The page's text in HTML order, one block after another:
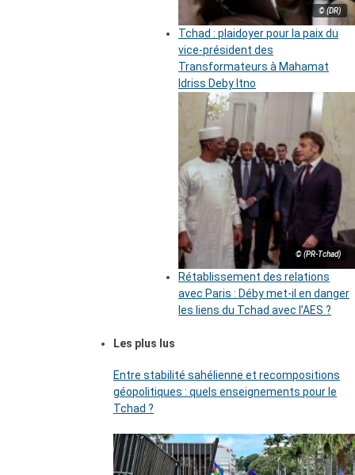
© (DR)
Tchad : plaidoyer pour la paix du
vice-président des
Transformateurs à Mahamat
Idriss Deby Itno
© (PR-Tchad)
Rétablissement des relations
avec Paris : Déby met-il en danger
les liens du Tchad avec l’AES ?
Les plus lus
Entre stabilité sahélienne et recompositions
géopolitiques : quels enseignements pour le
Tchad ?